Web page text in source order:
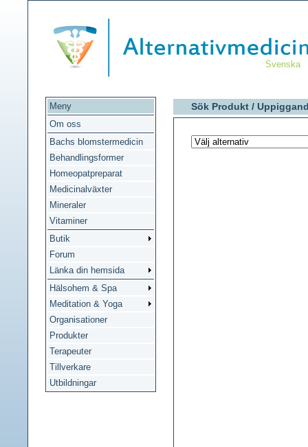
Svenska
Meny
Om oss
Bachs blomstermedicin
Behandlingsformer
Homeopatpreparat
Medicinalväxter
Mineraler
Vitaminer
Butik
Forum
Länka din hemsida
Hälsohem & Spa
Meditation & Yoga
Organisationer
Produkter
Terapeuter
Tillverkare
Utbildningar
Sök Produkt /